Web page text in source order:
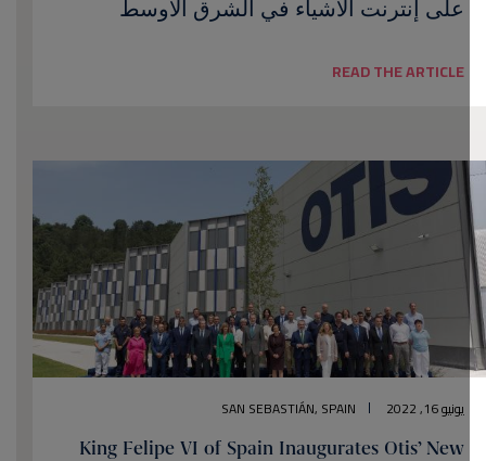
على إنترنت الأشياء في الشرق الأوسط
READ THE ARTICLE
يونيو 16, 2022 SAN SEBASTIÁN, SPAIN
King Felipe VI of Spain Inaugurates Otis’ New